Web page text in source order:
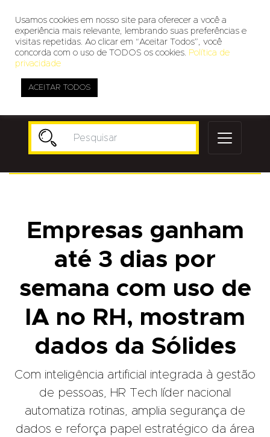
Empresas ganham
até 3 dias por
semana com uso de
IA no RH, mostram
dados da Sólides
Com inteligência artificial integrada à gestão
de pessoas, HR Tech líder nacional
automatiza rotinas, amplia segurança de
dados e reforça papel estratégico da área
Usamos cookies em nosso site para oferecer a você a
experiência mais relevante, lembrando suas preferências e
visitas repetidas. Ao clicar em “Aceitar Todos”, você
concorda com o uso de TODOS os cookies. Política de
privacidade
ACEITAR TODOS